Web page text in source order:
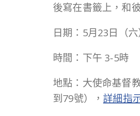
後寫在書籤上，和
日期：5月23日（六
時間：下午 3-5時
地點：大使命基督
到79號），詳細指